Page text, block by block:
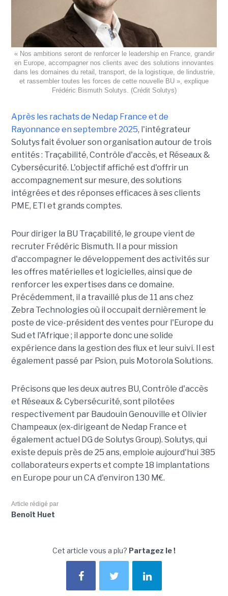
« Nos ambitions seront de renforcer le leadership en France, grandir
en Europe, accompagner nos clients avec des solutions innovantes
dans les domaines du retail, transport, de la logistique, de lindustrie,
et rassembler toutes les forces de cette nouvelle BU », explique
Frédéric Bismuth Solutys. (Crédit Solutys)
Après les rachats de Nedap France et de
Rayonnance en septembre 2025, l'intégrateur
Solutys fait évoluer son organisation autour de trois
entités : Traçabilité, Contrôle d'accès, et Réseaux &
Cybersécurité. L'objectif affiché est d'offrir un
accompagnement sur mesure, des solutions
intégrées et des réponses efficaces à ses clients
PME, ETI et grands comptes.
Pour diriger la BU Traçabilité, le groupe vient de
recruter Frédéric Bismuth. Il a pour mission
d'accompagner le développement des activités sur
les offres matérielles et logicielles, ainsi que de
renforcer les expertises dans ce domaine.
Précédemment, il a travaillé plus de 11 ans chez
Zebra Technologies où il occupait dernièrement le
poste de vice-président des ventes pour l'Europe du
Sud et l'Afrique ; il apporte donc une solide
expérience dans la gestion des flux et leur suivi. Il est
également passé par Psion, puis Motorola Solutions.
Précisons que les deux autres BU, Contrôle d'accès
et Réseaux & Cybersécurité, sont pilotées
respectivement par Baudouin Genouville et Olivier
Champeaux (ex-dirigeant de Nedap France et
également actuel DG de Solutys Group). Solutys, qui
existe depuis près de 25 ans, emploie aujourd'hui 385
collaborateurs experts et compte 18 implantations
en Europe pour un CA d'environ 130 M€.
Article rédigé par
Benoît Huet
Cet article vous a plu? Partagez le !